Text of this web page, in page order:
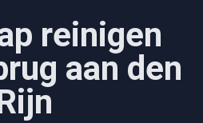
reinigen
aan den